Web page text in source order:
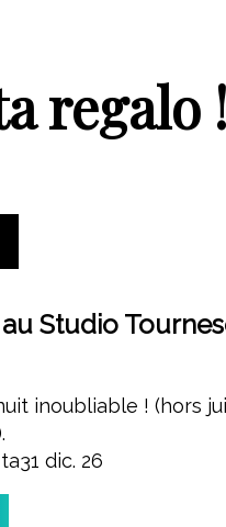
regalo !
Studio
inoubliable ! (hors
31 dic. 26